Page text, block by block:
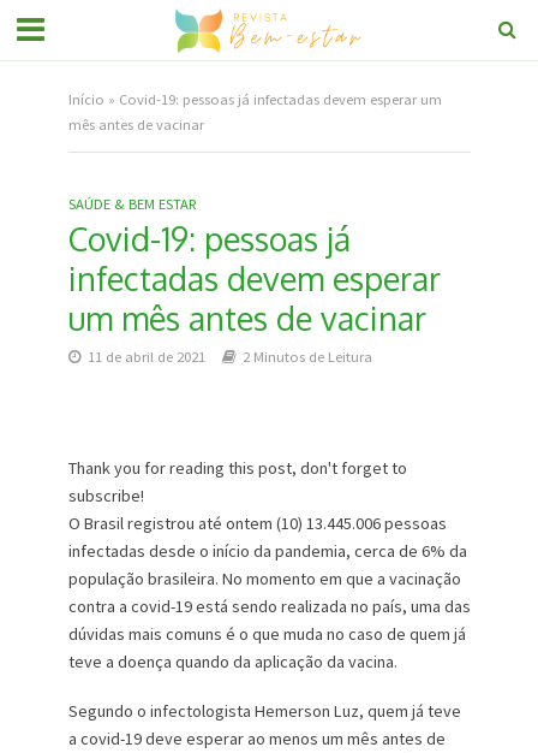
Início » Covid-19: pessoas já infectadas devem esperar um
mês antes de vacinar
SAÚDE & BEM ESTAR
Covid-19: pessoas já
infectadas devem esperar
um mês antes de vacinar
11 de abril de 2021 2 Minutos de Leitura
Thank you for reading this post, don't forget to
subscribe!
O Brasil registrou até ontem (10) 13.445.006 pessoas
infectadas desde o início da pandemia, cerca de 6% da
população brasileira. No momento em que a vacinação
contra a covid-19 está sendo realizada no país, uma das
dúvidas mais comuns é o que muda no caso de quem já
teve a doença quando da aplicação da vacina.
Segundo o infectologista Hemerson Luz, quem já teve
a covid-19 deve esperar ao menos um mês antes de